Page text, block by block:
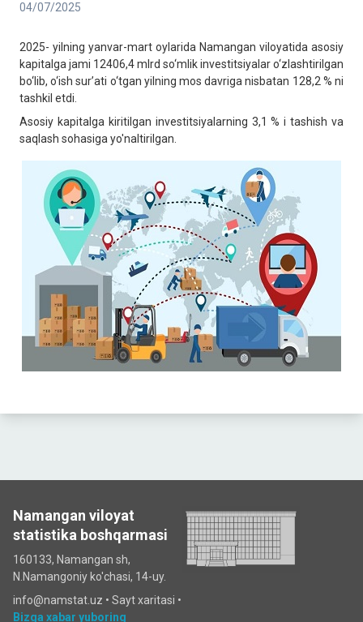
04/07/2025
2025- yilning yanvar-mart oylarida Namangan viloyatida asosiy
kapitalga jami 12406,4 mlrd so‘mlik investitsiyalar o‘zlashtirilgan
bo‘lib, o‘ish sur’ati o‘tgan yilning mos davriga nisbatan 128,2 % ni
tashkil etdi.
Asosiy kapitalga kiritilgan investitsiyalarning 3,1 % i tashish va
saqlash sohasiga yo'naltirilgan.
Namangan viloyat
statistika boshqarmasi
160133, Namangan sh,
N.Namangoniy ko'chasi, 14-uy.
info@namstat.uz • Sayt xaritasi •
Bizga xabar yuboring